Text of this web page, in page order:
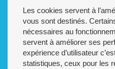
Les cookies servent à
vous sont destinés.
nécessaires au
servent à améliorer ses
expérience d’utilisateur
statistiques, ceux pour les